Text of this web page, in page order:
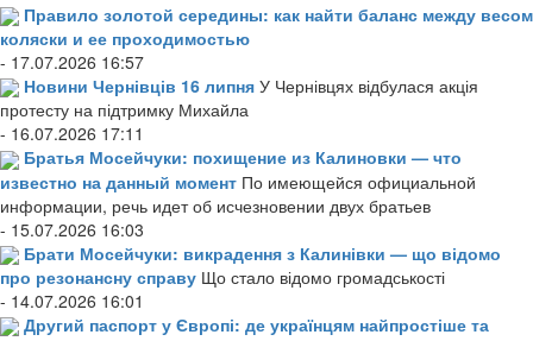
Правило золотой середины: как найти баланс между весом
коляски и ее проходимостью
- 17.07.2026 16:57
Новини Чернівців 16 липня У Чернівцях відбулася акція
протесту на підтримку Михайла
- 16.07.2026 17:11
Братья Мосейчуки: похищение из Калиновки — что
известно на данный момент По имеющейся официальной
информации, речь идет об исчезновении двух братьев
- 15.07.2026 16:03
Брати Мосейчуки: викрадення з Калинівки — що відомо
про резонансну справу Що стало відомо громадськості
- 14.07.2026 16:01
Другий паспорт у Європі: де українцям найпростіше та